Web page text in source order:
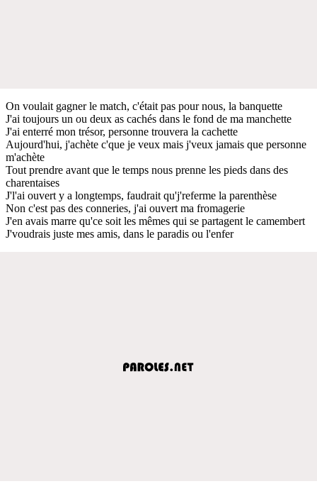
On voulait gagner le match, c'était pas pour nous, la banquette
J'ai toujours un ou deux as cachés dans le fond de ma manchette
J'ai enterré mon trésor, personne trouvera la cachette
Aujourd'hui, j'achète c'que je veux mais j'veux jamais que personne
m'achète
Tout prendre avant que le temps nous prenne les pieds dans des
charentaises
J'l'ai ouvert y a longtemps, faudrait qu'j'referme la parenthèse
Non c'est pas des conneries, j'ai ouvert ma fromagerie
J'en avais marre qu'ce soit les mêmes qui se partagent le camembert
J'voudrais juste mes amis, dans le paradis ou l'enfer